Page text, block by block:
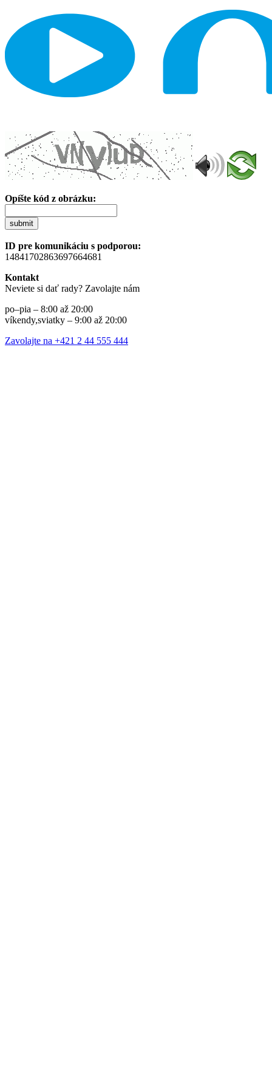
Opíšte kód z obrázku:
submit
ID pre komunikáciu s podporou:
14841702863697664681
Kontakt
Neviete si dať rady? Zavolajte nám
po–pia – 8:00 až 20:00
víkendy,sviatky – 9:00 až 20:00
Zavolajte na +421 2 44 555 444